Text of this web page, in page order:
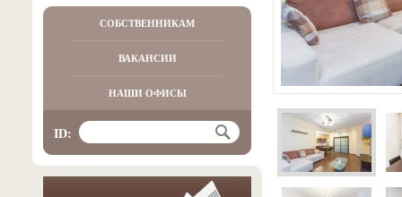
СОБСТВЕННИКАМ
ВАКАНСИИ
НАШИ ОФИСЫ
ID: